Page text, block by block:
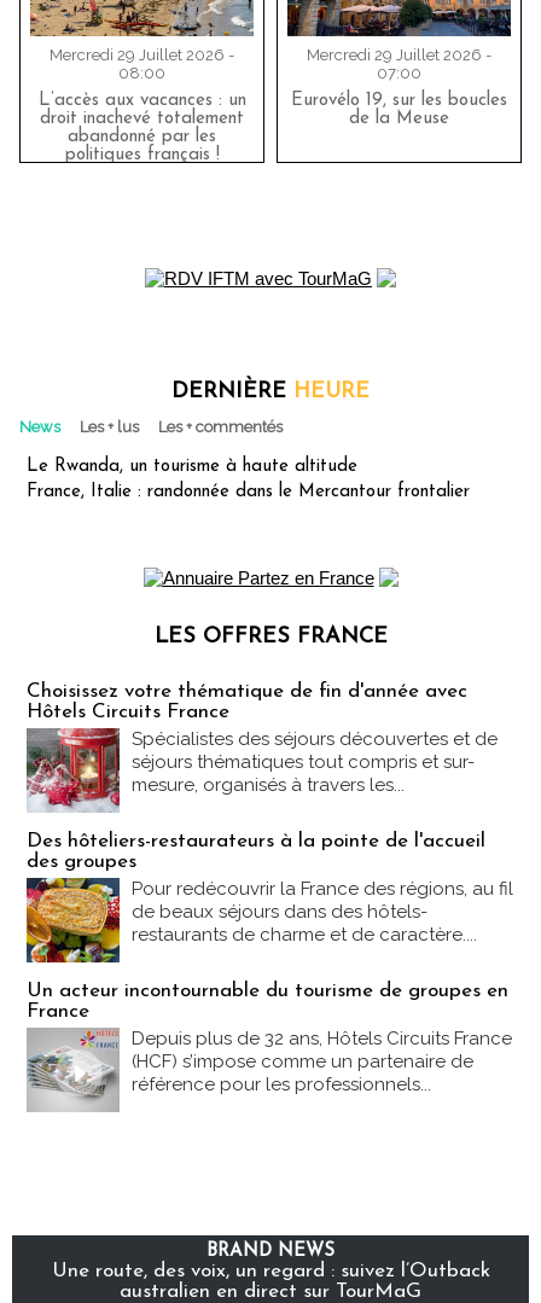
Mercredi 29 Juillet 2026 -
08:00
L’accès aux vacances : un
droit inachevé totalement
abandonné par les
politiques français !
Mercredi 29 Juillet 2026 -
07:00
Eurovélo 19, sur les boucles
de la Meuse
DERNIÈRE HEURE
News Les + lus Les + commentés
Le Rwanda, un tourisme à haute altitude
France, Italie : randonnée dans le Mercantour frontalier
LES OFFRES FRANCE
Choisissez votre thématique de fin d'année avec
Hôtels Circuits France
Spécialistes des séjours découvertes et de
séjours thématiques tout compris et sur-
mesure, organisés à travers les...
Des hôteliers-restaurateurs à la pointe de l'accueil
des groupes
Pour redécouvrir la France des régions, au fil
de beaux séjours dans des hôtels-
restaurants de charme et de caractère....
Un acteur incontournable du tourisme de groupes en
France
Depuis plus de 32 ans, Hôtels Circuits France
(HCF) s’impose comme un partenaire de
référence pour les professionnels...
BRAND NEWS
Une route, des voix, un regard : suivez l’Outback
australien en direct sur TourMaG